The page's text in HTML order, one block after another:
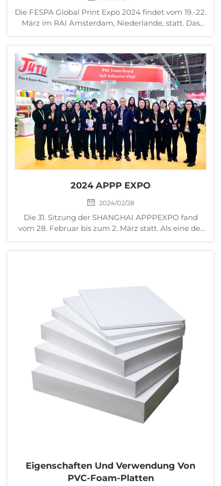
Die FESPA Global Print Expo 2024 findet vom 19.-22.
März im RAI Amsterdam, Niederlande, statt. Das
Textildruck. JUTU nimmt an der FESPA Messe teil...
2024 APPP EXPO
2024/02/28
Die 31. Sitzung der SHANGHAI APPPEXPO fand
vom 28. Februar bis zum 2. März statt. Als eine der
Eigenschaften Und Verwendung Von
PVC-Foam-Platten